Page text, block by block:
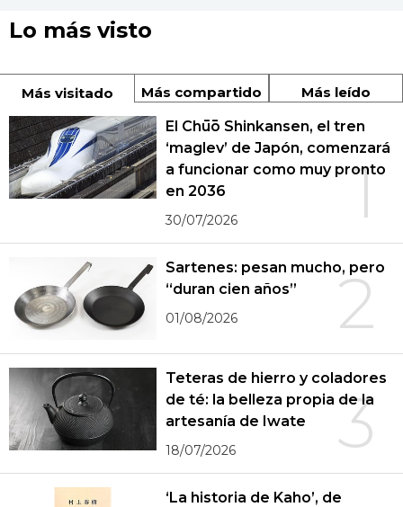
Lo más visto
Más visitado Más compartido Más leído
1
El Chūō Shinkansen, el tren
‘maglev’ de Japón, comenzará
a funcionar como muy pronto
en 2036
30/07/2026
2
Sartenes: pesan mucho, pero
“duran cien años”
01/08/2026
3
Teteras de hierro y coladores
de té: la belleza propia de la
artesanía de Iwate
18/07/2026
‘La historia de Kaho’, de